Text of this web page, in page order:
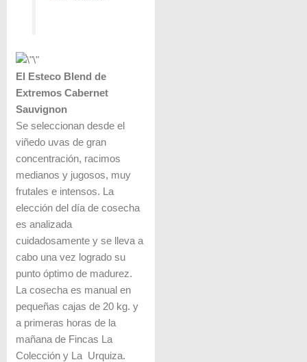
El Esteco Blend de
Extremos Cabernet
Sauvignon
Se seleccionan desde el
viñedo uvas de gran
concentración, racimos
medianos y jugosos, muy
frutales e intensos. La
elección del día de cosecha
es analizada
cuidadosamente y se lleva a
cabo una vez logrado su
punto óptimo de madurez.
La cosecha es manual en
pequeñas cajas de 20 kg. y
a primeras horas de la
mañana de Fincas La
Colección y La Urquiza.